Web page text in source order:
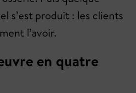
s’est produit : les clients
l’avoir.
en quatre